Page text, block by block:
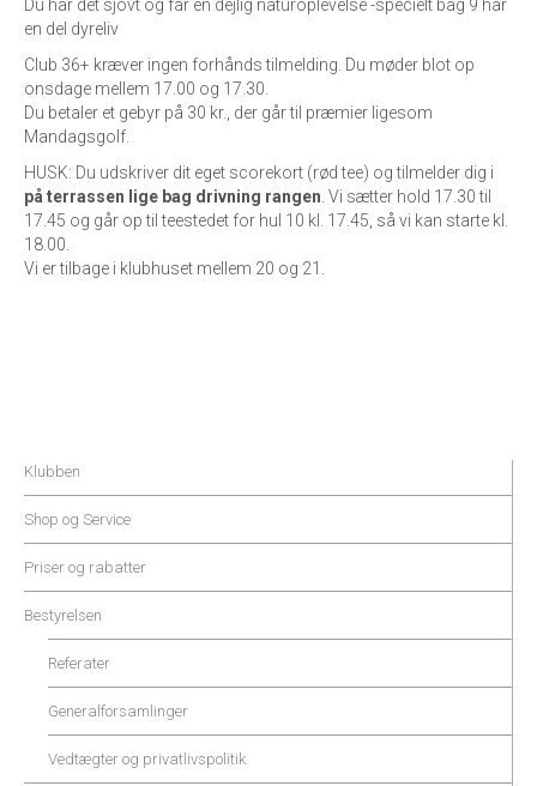
Du har det sjovt og får en dejlig naturoplevelse -specielt bag 9 har
en del dyreliv
Club 36+ kræver ingen forhånds tilmelding. Du møder blot op
onsdage mellem 17.00 og 17.30.
Du betaler et gebyr på 30 kr., der går til præmier ligesom
Mandagsgolf.
HUSK: Du udskriver dit eget scorekort (rød tee) og tilmelder dig i
på terrassen lige bag drivning rangen . Vi sætter hold 17.30 til
17.45 og går op til teestedet for hul 10 kl. 17.45, så vi kan starte kl.
18.00.
Vi er tilbage i klubhuset mellem 20 og 21.
Klubben
Shop og Service
Priser og rabatter
Bestyrelsen
Referater
Generalforsamlinger
Vedtægter og privatlivspolitik